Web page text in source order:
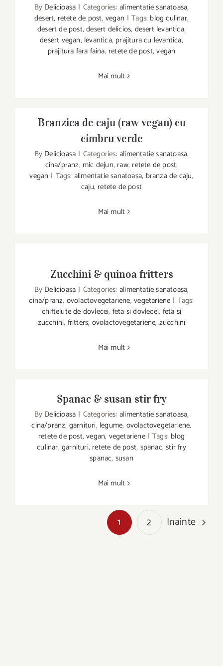
Prajitura cu levantica – dor de Provence
By Delicioasa | Categories: alimentatie sanatoasa,
desert, retete de post, vegan | Tags: blog culinar,
desert de post,desert delicios, desert levantica,
desert vegan, levantica, prajitura cu levantica,
prajitura fara faina, retete de post,vegan
Mai mult
Branzica de caju (raw vegan) cu cimbru
verde
Branzica de caju (raw vegan) cu
cimbru verde
By Delicioasa | Categories: alimentatie sanatoasa,
cina/pranz, mic dejun, raw, retete de post,
vegan | Tags: alimentatie sanatoasa, branza de caju,
caju, retete de post
Mai mult
Zucchini & quinoa fritters
Zucchini & quinoa fritters
By Delicioasa | Categories: alimentatie sanatoasa,
cina/pranz, ovolactovegetariene,vegetariene | Tags:
chiftelute de dovlecei, feta si dovlecei, feta si
zucchini, fritters, ovolactovegetariene, zucchini
Mai mult
Spanac & susan stir fry
Spanac & susan stir fry
By Delicioasa | Categories: alimentatie sanatoasa,
cina/pranz, garnituri, legume, ovolactovegetariene,
retete de post,vegan, vegetariene | Tags: blog
culinar,garnituri, retete de post, spanac,stir fry
spanac, susan
Mai mult
1 2 Inainte